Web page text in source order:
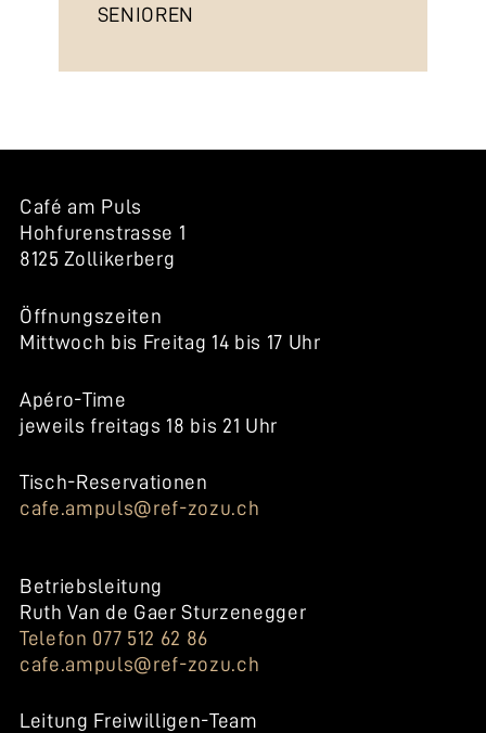
SENIOREN
Café am Puls
Hohfurenstrasse 1
8125 Zollikerberg
Öffnungszeiten
Mittwoch bis Freitag 14 bis 17 Uhr
Apéro-Time
jeweils freitags 18 bis 21 Uhr
Tisch-Reservationen
cafe.ampuls@ref-zozu.ch
Betriebsleitung
Ruth Van de Gaer Sturzenegger
Telefon 077 512 62 86
cafe.ampuls@ref-zozu.ch
Leitung Freiwilligen-Team